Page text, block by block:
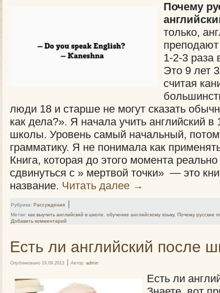
Почему
только,
преподают
1-2-3 раза
Это 9 лет
считая
люди 18 и старше не могут сказать
как дела?». Я начала учить английский в
школы. Уровень самый начальный,
грамматику. Я не понимала как
Книга, которая до этого момента
сдвинуться с » мертвой точки» — это
название. Читать далее →
Рубрика: Рассуждения |
Метки: как выучить английский в школе обучение английскому языку, Почему русские
Добавить комментарий
Есть ли английский после
Опубликовано 19.09.2013 | Автор: admin
Есть ли